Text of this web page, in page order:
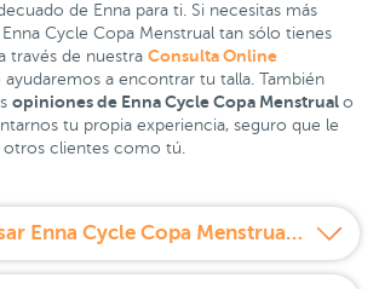
de Enna para ti. Si necesitas más
Cycle Copa Menstrual tan sólo tienes
través de nuestra Consulta Online
ayudaremos a encontrar tu talla. También
opiniones de Enna Cycle Copa Menstrual o
tu propia experiencia, seguro que le
otros clientes como tú.
¿Cómo usar Enna Cycle Copa Menstrual Talla S?